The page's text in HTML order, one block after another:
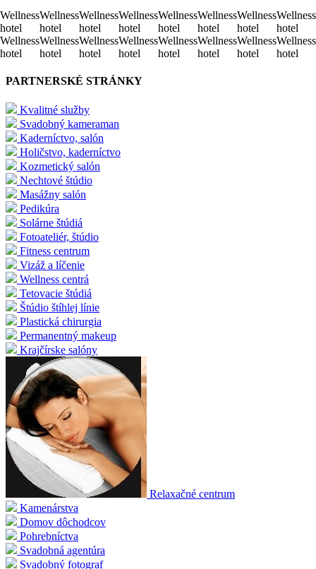
Wellness
hotel
Wellness
hotel
Wellness
hotel
Wellness
hotel
Wellness
hotel
Wellness
hotel
Wellness
hotel
Wellness
hotel
Wellness
hotel
Wellness
hotel
Wellness
hotel
Wellness
hotel
Wellness
hotel
Wellness
hotel
Wellness
hotel
Wellness
hotel
PARTNERSKÉ STRÁNKY
Kvalitné služby
Svadobný kameraman
Kaderníctvo, salón
Holičstvo, kaderníctvo
Kozmetický salón
Nechtové štúdio
Masážny salón
Pedikúra
Solárne štúdiá
Fotoateliér, štúdio
Fitness centrum
Vizáž a líčenie
Wellness centrá
Tetovacie štúdiá
Štúdio štíhlej línie
Plastická chirurgia
Permanentný makeup
Krajčírske salóny
Relaxačné centrum
Kamenárstva
Domov dôchodcov
Pohrebníctva
Svadobná agentúra
Svadobný fotograf